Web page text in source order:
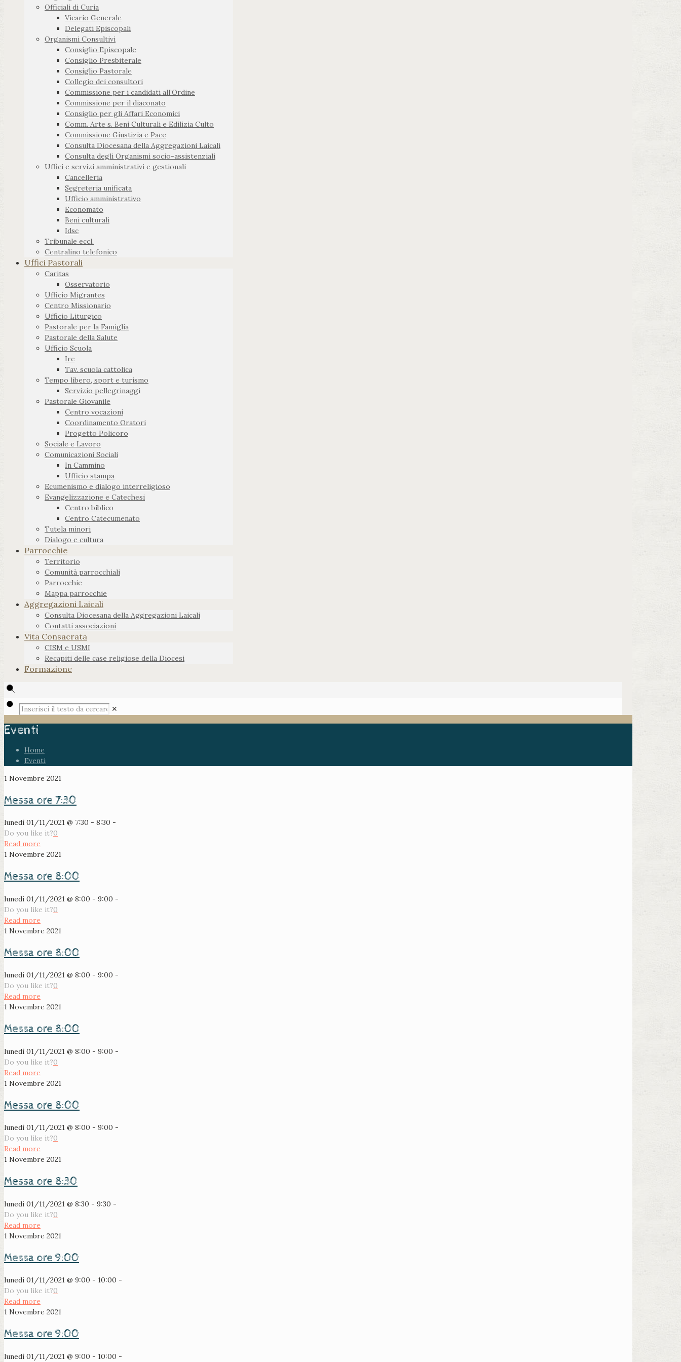
Officiali di Curia
Vicario Generale
Delegati Episcopali
Organismi Consultivi
Consiglio Episcopale
Consiglio Presbiterale
Consiglio Pastorale
Collegio dei consultori
Commissione per i candidati all’Ordine
Commissione per il diaconato
Consiglio per gli Affari Economici
Comm. Arte s. Beni Culturali e Edilizia Culto
Commissione Giustizia e Pace
Consulta Diocesana della Aggregazioni Laicali
Consulta degli Organismi socio-assistenziali
Uffici e servizi amministrativi e gestionali
Cancelleria
Segreteria unificata
Ufficio amministrativo
Economato
Beni culturali
Idsc
Tribunale eccl.
Centralino telefonico
Uffici Pastorali
Caritas
Osservatorio
Ufficio Migrantes
Centro Missionario
Ufficio Liturgico
Pastorale per la Famiglia
Pastorale della Salute
Ufficio Scuola
Irc
Tav. scuola cattolica
Tempo libero, sport e turismo
Servizio pellegrinaggi
Pastorale Giovanile
Centro vocazioni
Coordinamento Oratori
Progetto Policoro
Sociale e Lavoro
Comunicazioni Sociali
In Cammino
Ufficio stampa
Ecumenismo e dialogo interreligioso
Evangelizzazione e Catechesi
Centro biblico
Centro Catecumenato
Tutela minori
Dialogo e cultura
Parrocchie
Territorio
Comunità parrocchiali
Parrocchie
Mappa parrocchie
Aggregazioni Laicali
Consulta Diocesana della Aggregazioni Laicali
Contatti associazioni
Vita Consacrata
CISM e USMI
Recapiti delle case religiose della Diocesi
Formazione
✕
Eventi
Home
Eventi
1 Novembre 2021
Messa ore 7:30
lunedì 01/11/2021 @ 7:30 - 8:30 -
Do you like it?0
Read more
1 Novembre 2021
Messa ore 8:00
lunedì 01/11/2021 @ 8:00 - 9:00 -
Do you like it?0
Read more
1 Novembre 2021
Messa ore 8:00
lunedì 01/11/2021 @ 8:00 - 9:00 -
Do you like it?0
Read more
1 Novembre 2021
Messa ore 8:00
lunedì 01/11/2021 @ 8:00 - 9:00 -
Do you like it?0
Read more
1 Novembre 2021
Messa ore 8:00
lunedì 01/11/2021 @ 8:00 - 9:00 -
Do you like it?0
Read more
1 Novembre 2021
Messa ore 8:30
lunedì 01/11/2021 @ 8:30 - 9:30 -
Do you like it?0
Read more
1 Novembre 2021
Messa ore 9:00
lunedì 01/11/2021 @ 9:00 - 10:00 -
Do you like it?0
Read more
1 Novembre 2021
Messa ore 9:00
lunedì 01/11/2021 @ 9:00 - 10:00 -